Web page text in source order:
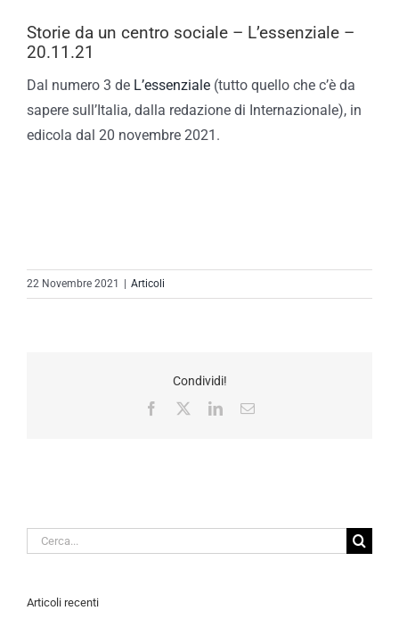
Storie da un centro sociale – L’essenziale –
20.11.21
Dal numero 3 de L’essenziale (tutto quello che c’è da
sapere sull’Italia, dalla redazione di Internazionale), in
edicola dal 20 novembre 2021.
22 Novembre 2021 Articoli
Condividi!
Facebook
LinkedInEmail
Cerca
Articoli recenti